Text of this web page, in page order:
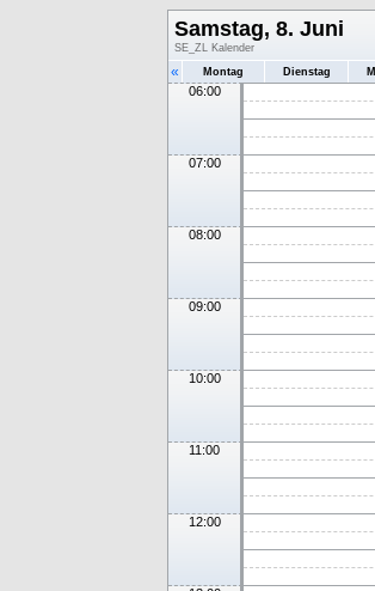
Samstag, 8. Juni
SE_ZL Kalender
« Montag Dienstag
06:00
07:00
08:00
09:00
10:00
11:00
12:00